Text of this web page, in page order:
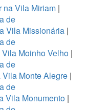
na Vila Miriam|
de
Vila Missionária|
de
Moinho Velho|
de
Monte Alegre |
de
Vila Monumento|